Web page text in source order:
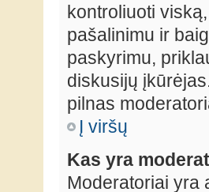
kontroliuoti
pašalinimu ir
paskyrimu,
diskusijų
pilnas
Į viršų
Kas yra
Moderatoriai yra